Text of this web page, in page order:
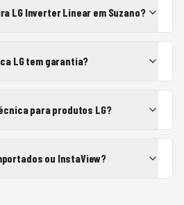
LG Inverter Linear em Suzano?
LG tem garantia?
para produtos LG?
ou InstaView?